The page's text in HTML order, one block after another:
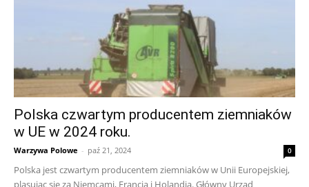
Polska czwartym producentem ziemniaków
w UE w 2024 roku.
Warzywa Polowe - paź 21, 2024 0
Polska jest czwartym producentem ziemniaków w Unii Europejskiej,
plasując się za Niemcami, Francją i Holandią. Główny Urząd